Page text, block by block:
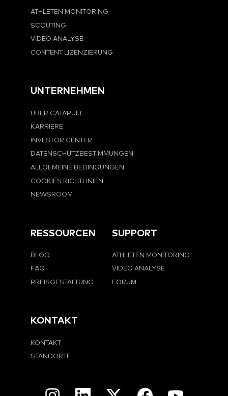
ATHLETEN MONITORING
SCOUTING
VIDEO ANALYSE
CONTENT LIZENZIERUNG
UNTERNEHMEN
ÜBER CATAPULT
KARRIERE
INVESTOR CENTER
DATENSCHUTZBESTIMMUNGEN
ALLGEMEINE BEDINGUNGEN
COOKIES RICHTLINIEN
NEWSROOM
RESSOURCEN
BLOG
FAQ
PREISGESTALTUNG
SUPPORT
ATHLETEN MONITORING
VIDEO ANALYSE
FORUM
KONTAKT
KONTAKT
STANDORTE